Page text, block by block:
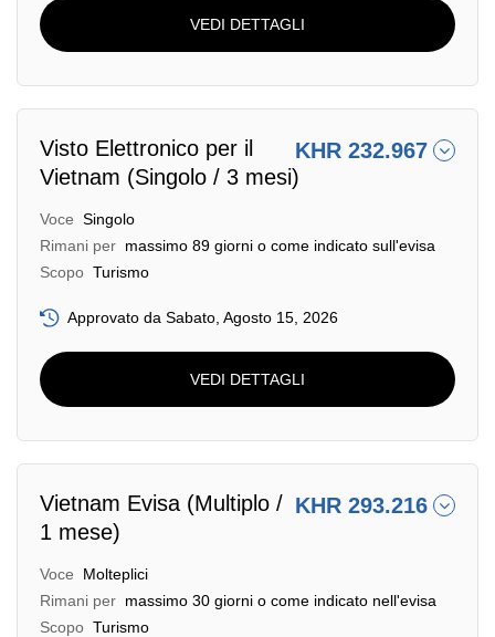
VEDI DETTAGLI
Visto Elettronico per il
Vietnam (Singolo / 3 mesi)
KHR 232.967
Voce Singolo
Rimani per massimo 89 giorni o come indicato sull'evisa
Scopo Turismo
Approvato da Sabato, Agosto 15, 2026
VEDI DETTAGLI
Vietnam Evisa (Multiplo /
1 mese)
KHR 293.216
Voce
Molteplici
Rimani per massimo 30 giorni o come indicato nell'evisa
Scopo Turismo